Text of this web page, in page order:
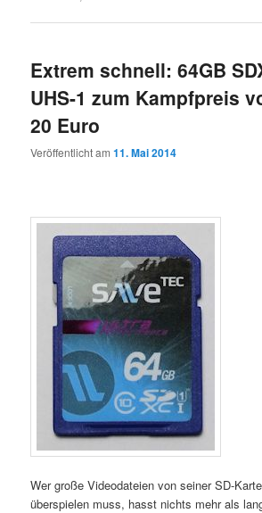
Extrem schnell: 64GB
UHS-1 zum Kampfpreis
20 Euro
Veröffentlicht am11. Mai 2014
Wer große Videodateien von seiner SD-
überspielen muss, hasst nichts mehr als